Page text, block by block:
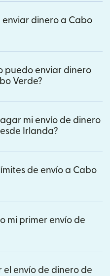
dinero a Cabo
puedo enviar dinero
Verde?
mi envío de dinero
Irlanda?
de envío a Cabo
mi primer envío de
el envío de dinero de